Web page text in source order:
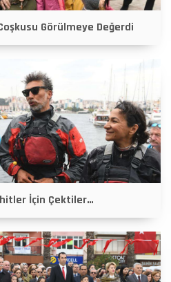
Görülmeye Değerdi
İçin Çektiler…